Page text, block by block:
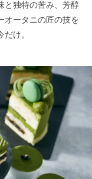
と独特の苦み、芳醇
オータニの匠の技を
け。